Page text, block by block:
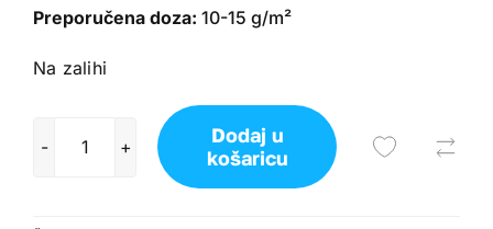
Preporučena doza: 10-15 g/m²
Na zalihi
EMERALD
DICHONDRA
Dodaj u
košaricu